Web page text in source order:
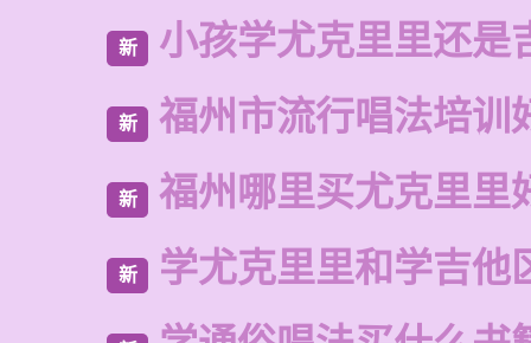
新 小孩学尤克里里还是
新 福州市流行唱法培训
新 福州哪里买尤克里里
新 学尤克里里和学吉他